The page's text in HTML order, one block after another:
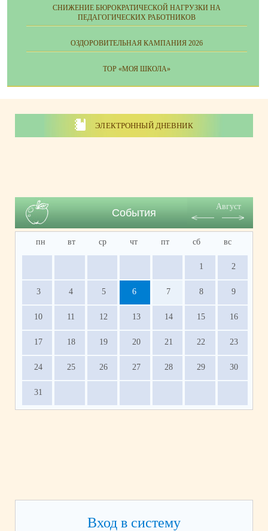
СНИЖЕНИЕ БЮРОКРАТИЧЕСКОЙ НАГРУЗКИ НА
ПЕДАГОГИЧЕСКИХ РАБОТНИКОВ
ОЗДОРОВИТЕЛЬНАЯ КАМПАНИЯ 2026
ТОР «МОЯ ШКОЛА»
ЭЛЕКТРОННЫЙ ДНЕВНИК
События
Август
пн вт ср чт пт сб вс
1 2
3 4 5 6 7 8 9
10 11 12 13 14 15 16
17 18 19 20 21 22 23
24 25 26 27 28 29 30
31
Вход в систему